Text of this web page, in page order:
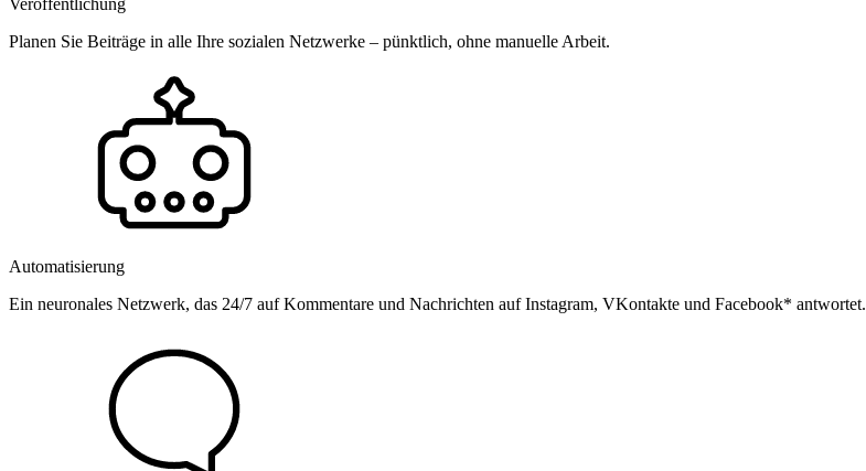
Veröffentlichung
Planen Sie Beiträge in alle Ihre sozialen Netzwerke – pünktlich, ohne manuelle Arbeit.
Automatisierung
Ein neuronales Netzwerk, das 24/7 auf Kommentare und Nachrichten auf Instagram, VKontakte und Facebook* antwortet.